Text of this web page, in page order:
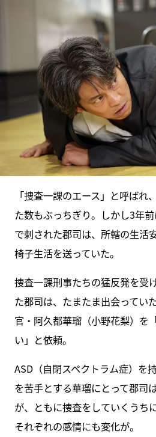
「捜査一課のエース」と呼ばれ
た数もぶっちぎり。しかし3年
で刺された郡司は、所轄の生活
椅子生活を送っていた。
捜査一課刑事たちの猛反発を受
た郡司は、たまたま出会ってい
官・阿久都華瑠（小野花梨）を
い」と依頼。
ASD（自閉スペクトラム症）を
を苦手とする華瑠にとって郡司
が、ともに捜査をしていくうち
それぞれの感情にも変化が。